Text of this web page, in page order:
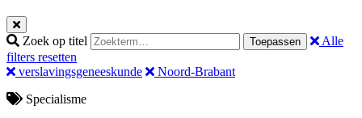
Zoek op titel Toepassen
Alle
filters resetten
verslavingsgeneeskunde
Noord-Brabant
Specialisme